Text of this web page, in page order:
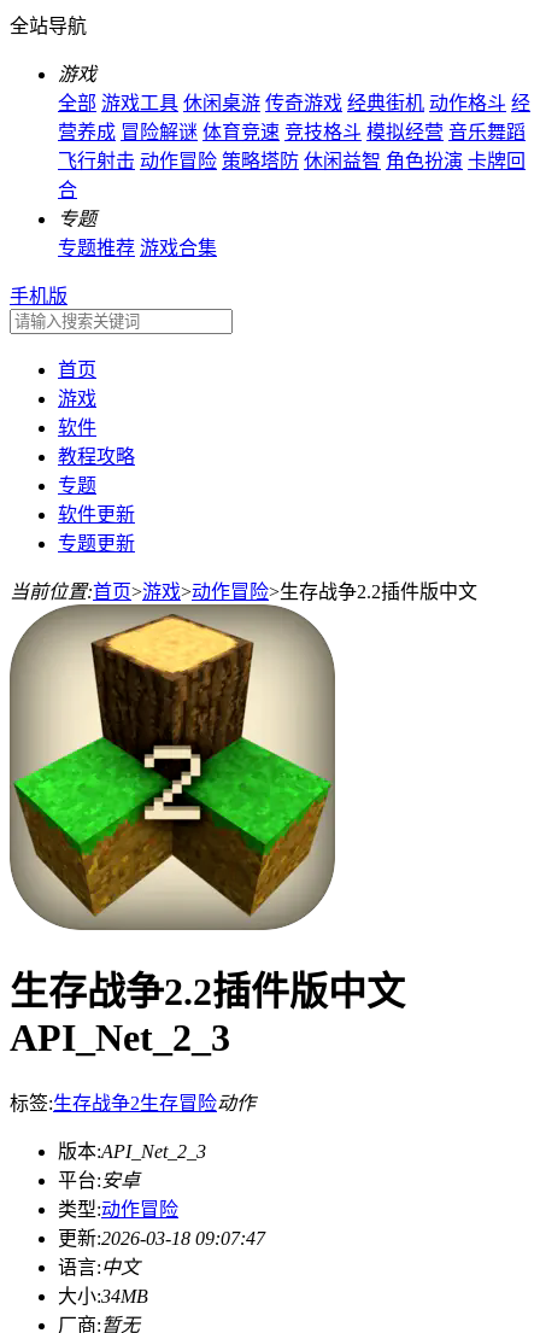
全站导航
游戏
全部 游戏工具 休闲桌游 传奇游戏 经典街机 动作格斗 经
营养成 冒险解谜 体育竞速 竞技格斗 模拟经营 音乐舞蹈
飞行射击 动作冒险 策略塔防 休闲益智 角色扮演 卡牌回
合
专题
专题推荐 游戏合集
手机版
首页
游戏
软件
教程攻略
专题
软件更新
专题更新
当前位置:首页>游戏>动作冒险>生存战争2.2插件版中文
生存战争2.2插件版中文
API_Net_2_3
标签:生存战争2生存冒险动作
版本:API_Net_2_3
平台:安卓
类型:动作冒险
更新:2026-03-18 09:07:47
语言:中文
大小:34MB
厂商:暂无